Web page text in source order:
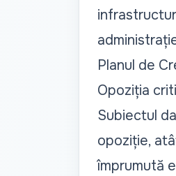
Planul de
Opoziția
Subiectul
opoziție,
împrumută